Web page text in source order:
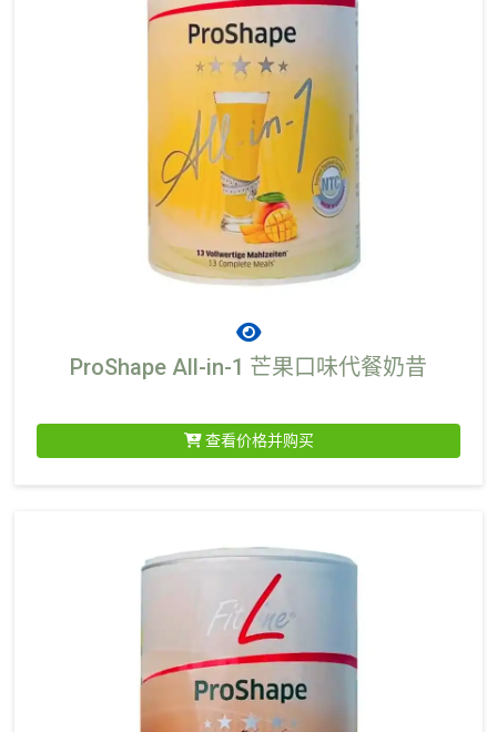
ProShape All-in-1 芒果口味代餐奶昔
查看价格并购买